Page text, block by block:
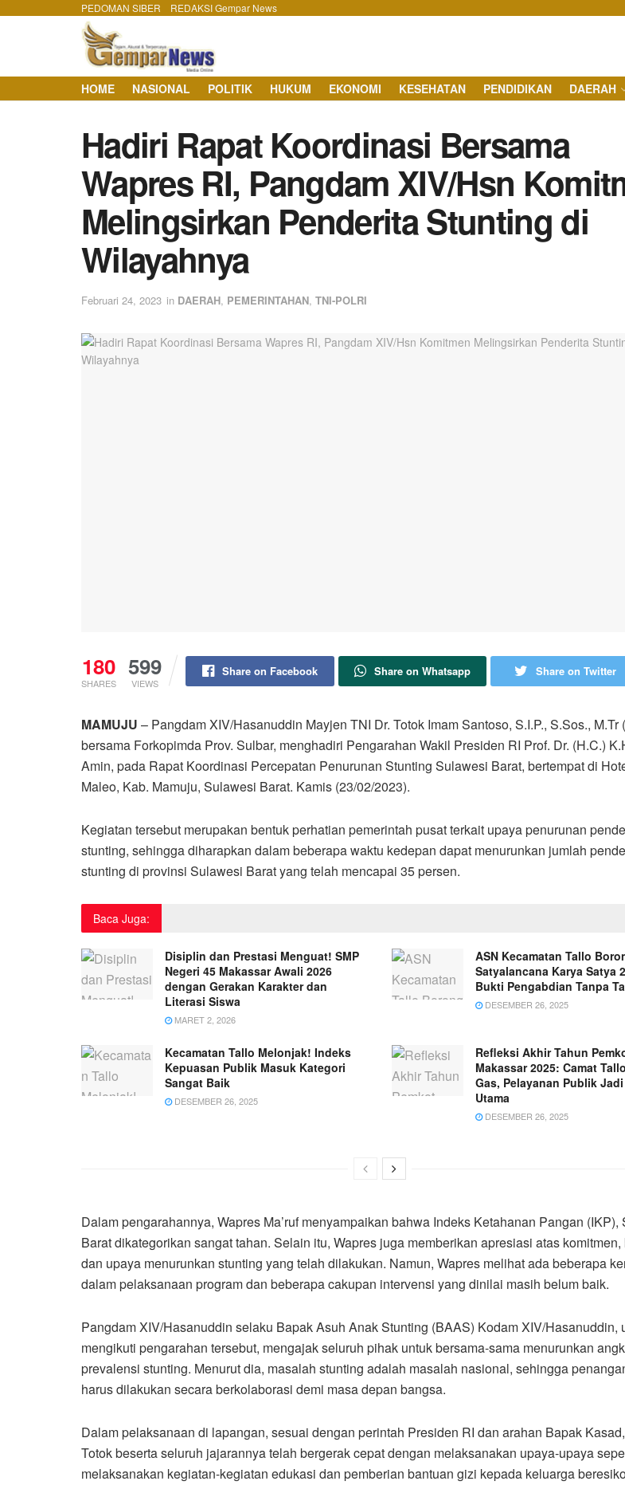
PEDOMAN SIBER REDAKSI Gempar News
HOME NASIONAL POLITIK HUKUM EKONOMI KESEHATAN PENDIDIKAN DAERAH
Hadiri Rapat Koordinasi Bersama
Wapres RI, Pangdam XIV/Hsn
Melingsirkan Penderita Stunting di
Wilayahnya
Februari 24, 2023 in DAERAH, PEMERINTAHAN, TNI-POLRI
180
SHARES
599
VIEWS
Share on Facebook Share on Whatsapp Share on Twitter
MAMUJU – Pangdam XIV/Hasanuddin Mayjen TNI Dr. Totok Imam Santoso, S.I.P., S.Sos., M.Tr
bersama Forkopimda Prov. Sulbar, menghadiri Pengarahan Wakil Presiden RI Prof. Dr. (H.C.)
Amin, pada Rapat Koordinasi Percepatan Penurunan Stunting Sulawesi Barat, bertempat di
Maleo, Kab. Mamuju, Sulawesi Barat. Kamis (23/02/2023).
Kegiatan tersebut merupakan bentuk perhatian pemerintah pusat terkait upaya penurunan
stunting, sehingga diharapkan dalam beberapa waktu kedepan dapat menurunkan jumlah
stunting di provinsi Sulawesi Barat yang telah mencapai 35 persen.
Baca Juga:
Disiplin dan Prestasi Menguat! SMP
Negeri 45 Makassar Awali 2026
dengan Gerakan Karakter dan
Literasi Siswa
MARET 2, 2026
ASN Kecamatan Tallo
Satyalancana Karya Satya
Bukti Pengabdian Tanpa
DESEMBER 26, 2025
Kecamatan Tallo Melonjak! Indeks
Kepuasan Publik Masuk Kategori
Sangat Baik
DESEMBER 26, 2025
Refleksi Akhir Tahun
Makassar 2025: Camat
Gas, Pelayanan Publik
Utama
DESEMBER 26, 2025
Dalam pengarahannya, Wapres Ma’ruf menyampaikan bahwa Indeks Ketahanan Pangan (IKP),
Barat dikategorikan sangat tahan. Selain itu, Wapres juga memberikan apresiasi atas komitmen,
dan upaya menurunkan stunting yang telah dilakukan. Namun, Wapres melihat ada beberapa
dalam pelaksanaan program dan beberapa cakupan intervensi yang dinilai masih belum baik.
Pangdam XIV/Hasanuddin selaku Bapak Asuh Anak Stunting (BAAS) Kodam XIV/Hasanuddin,
mengikuti pengarahan tersebut, mengajak seluruh pihak untuk bersama-sama menurunkan
prevalensi stunting. Menurut dia, masalah stunting adalah masalah nasional, sehingga
harus dilakukan secara berkolaborasi demi masa depan bangsa.
Dalam pelaksanaan di lapangan, sesuai dengan perintah Presiden RI dan arahan Bapak
Totok beserta seluruh jajarannya telah bergerak cepat dengan melaksanakan upaya-upaya
melaksanakan kegiatan-kegiatan edukasi dan pemberian bantuan gizi kepada keluarga